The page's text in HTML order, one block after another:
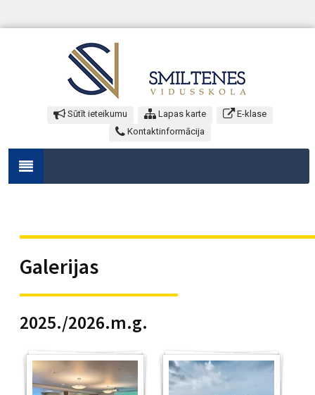
Sūtīt ieteikumu Lapas karte
E-klase
Kontaktinformācija
Galerijas
2025./2026.m.g.